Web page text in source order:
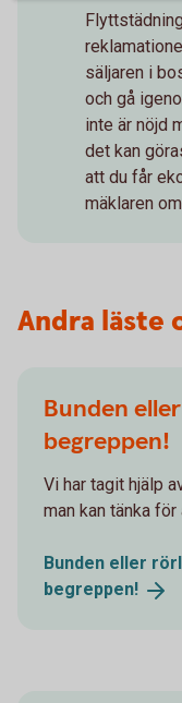
säljaren i
och gå
inte är nöjd
det kan
att du får
mäklaren
Andra läste
Bunden
begreppen!
Vi har tagit hjälp
man kan tänka
Bunden eller
begreppen!